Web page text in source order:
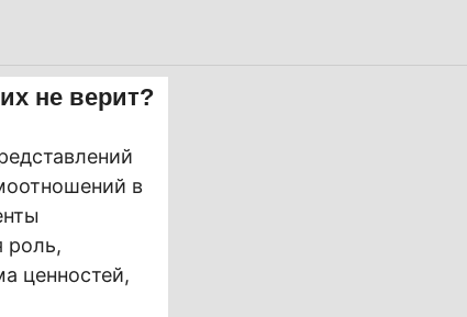
не верит?
в
роль,
ценностей,